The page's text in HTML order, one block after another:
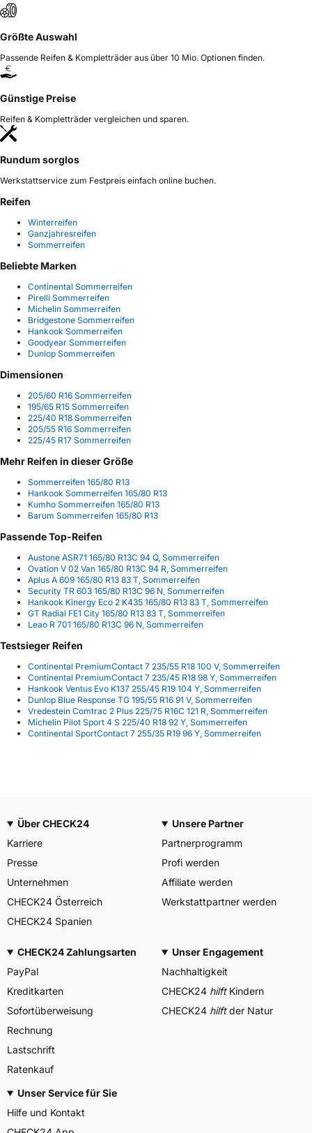
Größte Auswahl
Passende Reifen & Kompletträder aus über 10 Mio. Optionen finden.
Günstige Preise
Reifen & Kompletträder vergleichen und sparen.
Rundum sorglos
Werkstattservice zum Festpreis einfach online buchen.
Reifen
Winterreifen
Ganzjahresreifen
Sommerreifen
Beliebte Marken
Continental Sommerreifen
Pirelli Sommerreifen
Michelin Sommerreifen
Bridgestone Sommerreifen
Hankook Sommerreifen
Goodyear Sommerreifen
Dunlop Sommerreifen
Dimensionen
205/60 R16 Sommerreifen
195/65 R15 Sommerreifen
225/40 R18 Sommerreifen
205/55 R16 Sommerreifen
225/45 R17 Sommerreifen
Mehr Reifen in dieser Größe
Sommerreifen 165/80 R13
Hankook Sommerreifen 165/80 R13
Kumho Sommerreifen 165/80 R13
Barum Sommerreifen 165/80 R13
Passende Top-Reifen
Austone ASR71 165/80 R13C 94 Q, Sommerreifen
Ovation V 02 Van 165/80 R13C 94 R, Sommerreifen
Aplus A 609 165/80 R13 83 T, Sommerreifen
Security TR 603 165/80 R13C 96 N, Sommerreifen
Hankook Kinergy Eco 2 K435 165/80 R13 83 T, Sommerreifen
GT Radial FE1 City 165/80 R13 83 T, Sommerreifen
Leao R 701 165/80 R13C 96 N, Sommerreifen
Testsieger Reifen
Continental PremiumContact 7 235/55 R18 100 V, Sommerreifen
Continental PremiumContact 7 235/45 R18 98 Y, Sommerreifen
Hankook Ventus Evo K137 255/45 R19 104 Y, Sommerreifen
Dunlop Blue Response TG 195/55 R16 91 V, Sommerreifen
Vredestein Comtrac 2 Plus 225/75 R16C 121 R, Sommerreifen
Michelin Pilot Sport 4 S 225/40 R18 92 Y, Sommerreifen
Continental SportContact 7 255/35 R19 96 Y, Sommerreifen
Über CHECK24
Karriere
Presse
Unternehmen
CHECK24 Österreich
CHECK24 Spanien
Unsere Partner
Partnerprogramm
Profi werden
Affiliate werden
Werkstattpartner werden
CHECK24 Zahlungsarten
PayPal
Kreditkarten
Sofortüberweisung
Rechnung
Lastschrift
Ratenkauf
Unser Engagement
Nachhaltigkeit
CHECK24 hilftKindern
CHECK24 hilftder Natur
Unser Service für Sie
Hilfe und Kontakt